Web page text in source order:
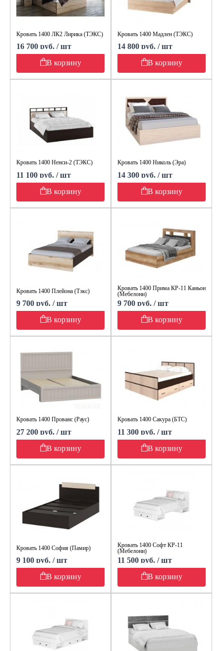
Кровать 1400 ЛК2 Лирика (ТЭКС)
16 700 руб. / шт
В корзину
Кровать 1400 Мадлен (ТЭКС)
14 800 руб. / шт
В корзину
Кровать 1400 Ненси-2 (ТЭКС)
11 100 руб. / шт
В корзину
Кровать 1400 Николь (Эра)
14 300 руб. / шт
В корзину
Кровать 1400 Плейона (Тэкс)
9 700 руб. / шт
В корзину
Кровать 1400 Прима КР-11 Каньон
(Мебелони)
9 700 руб. / шт
В корзину
Кровать 1400 Прованс (Раус)
27 200 руб. / шт
В корзину
Кровать 1400 Сакура (БТС)
11 300 руб. / шт
В корзину
Кровать 1400 София (Памир)
9 100 руб. / шт
В корзину
Кровать 1400 Софт КР-11
(Мебелони)
11 500 руб. / шт
В корзину